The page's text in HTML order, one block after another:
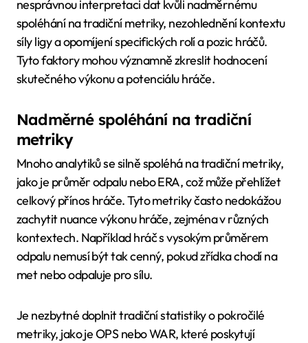
nesprávnou interpretaci dat kvůli nadměrnému
spoléhání na tradiční metriky, nezohlednění kontextu
síly ligy a opomíjení specifických rolí a pozic hráčů.
Tyto faktory mohou významně zkreslit hodnocení
skutečného výkonu a potenciálu hráče.
Nadměrné spoléhání na tradiční
metriky
Mnoho analytiků se silně spoléhá na tradiční metriky,
jako je průměr odpalu nebo ERA, což může přehlížet
celkový přínos hráče. Tyto metriky často nedokážou
zachytit nuance výkonu hráče, zejména v různých
kontextech. Například hráč s vysokým průměrem
odpalu nemusí být tak cenný, pokud zřídka chodí na
met nebo odpaluje pro sílu.
Je nezbytné doplnit tradiční statistiky o pokročilé
metriky, jako je OPS nebo WAR, které poskytují